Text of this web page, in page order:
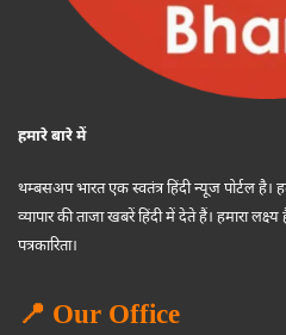
हमारे बारे में
थम्बसअप भारत एक स्वतंत्र हिंदी न्यूज पोर्टल
व्यापार की ताजा खबरें हिंदी में देते हैं। हमारा
पत्रकारिता।
📍 Our Office